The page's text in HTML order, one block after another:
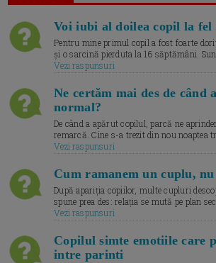
Voi iubi al doilea copil la fel
Pentru mine primul copil a fost foarte
și o sarcină pierduta la 16 săptămâni.
Vezi raspunsuri
Ne certăm mai des de când
normal?
De când a apărut copilul, parcă ne
remarcă. Cine s-a trezit din nou noaptea
Vezi raspunsuri
Cum ramanem un cuplu,
După apariția copiilor, multe cupluri
spune prea des: relația se mută pe plan
Vezi raspunsuri
Copilul simte emotiile care
intre parinti